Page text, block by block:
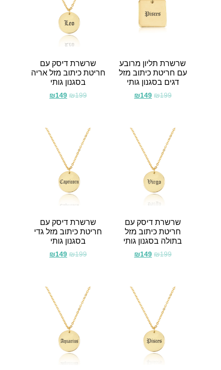
שרשרת תליון מרובע
עם חריטת כיתוב מזל
דגים בסגנון גותי
₪199
₪149
שרשרת דיסק עם
חריטת כיתוב מזל אריה
בסגנון גותי
₪199
₪149
שרשרת דיסק עם
חריטת כיתוב מזל
בתולה בסגנון גותי
₪199
₪149
שרשרת דיסק עם
חריטת כיתוב מזל גדי
בסגנון גותי
₪199
₪149